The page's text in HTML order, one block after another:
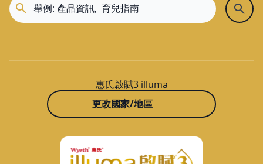
惠氏啟賦3 illuma
更改國家/地區